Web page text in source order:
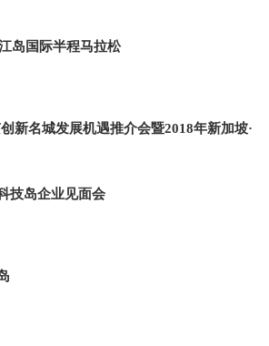
岛国际半程马拉松
新名城发展机遇推介会暨2018年新加坡·
技岛企业见面会